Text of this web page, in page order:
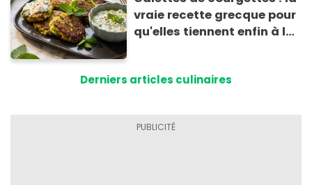
vraie recette grecque pour
qu'elles tiennent enfin à la
Derniers articles culinaires